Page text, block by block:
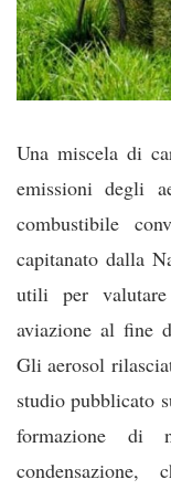
Una miscela di
emissioni degli
combustibile
capitanato dalla
utili per
aviazione al fine
Gli aerosol
studio pubblicato
formazione di